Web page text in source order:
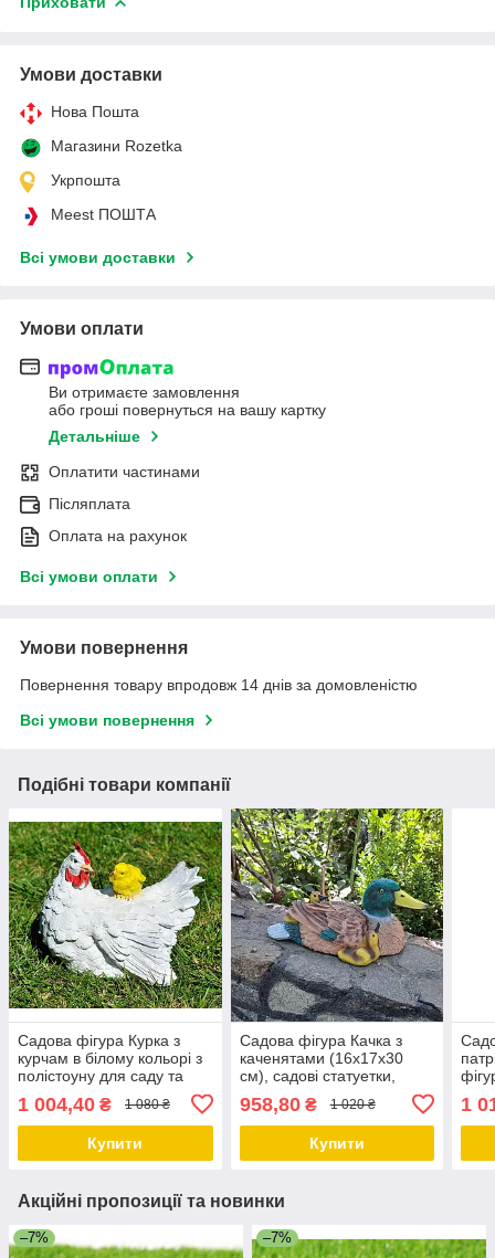
Умови доставки
Нова Пошта
Магазини Rozetka
Укрпошта
Meest ПОШТА
Всі умови доставки
Умови оплати
Ви отримаєте замовлення
або гроші повернуться на вашу картку
Детальніше
Оплатити частинами
Післяплата
Оплата на рахунок
Всі умови оплати
Умови повернення
Повернення товару впродовж 14 днів за домовленістю
Всі умови повернення
Подібні товари компанії
Садова фігура Курка з
курчам в білому кольорі з
полістоуну для саду та
1 004,40 ₴ 1 080 ₴
Купити
Садова фігура Качка з
каченятами (16х17х30
см), садові статуетки,
садові фігури з полістоуну
958,80₴ 1 020 ₴
Купити
1
Акційні пропозиції та новинки
–7% –7%